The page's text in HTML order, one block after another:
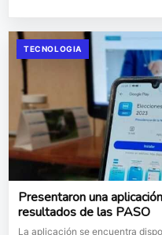
TECNOLOGIA
Presentaron una
resultados de las PASO
La aplicación se encuentra